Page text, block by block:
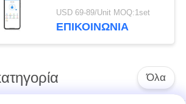
αποτυπωμάτων
ψηφιακή ευφυής για
USD 69-89/Unit MOQ:1set
ΕΠΙΚΟΙΝΩΝΊΑ
Όλα